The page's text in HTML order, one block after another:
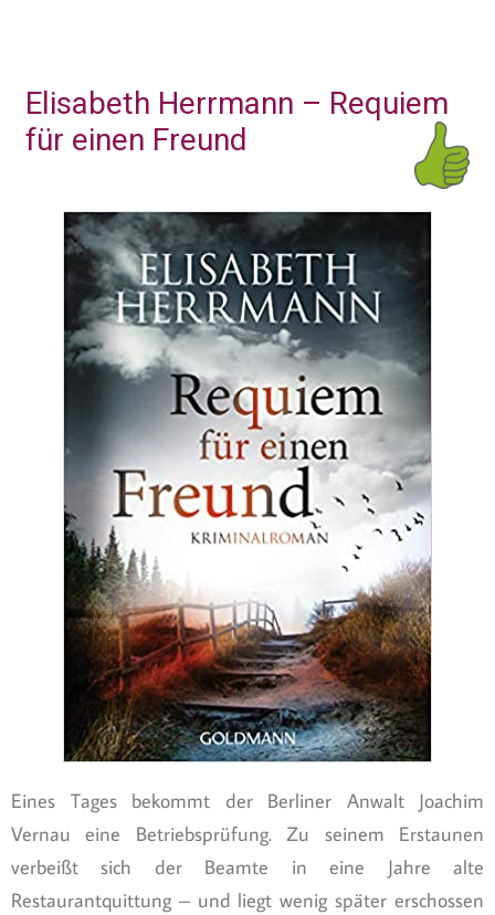
Elisabeth Herrmann – Requiem
für einen Freund
Eines Tages bekommt der Berliner Anwalt Joachim
Vernau eine Betriebsprüfung. Zu seinem Erstaunen
verbeißt sich der Beamte in eine Jahre alte
Restaurantquittung – und liegt wenig später erschossen